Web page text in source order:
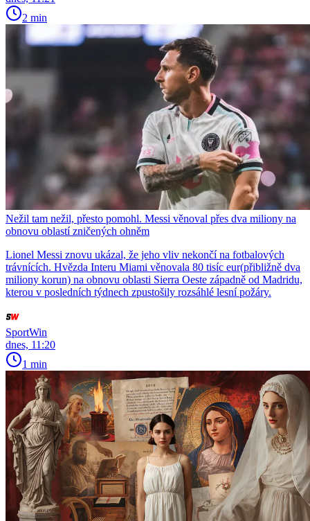
2 min
Nežil tam nežil, přesto pomohl. Messi věnoval přes dva miliony na
obnovu oblastí zničených ohněm
Lionel Messi znovu ukázal, že jeho vliv nekončí na fotbalových
trávnících. Hvězda Interu Miami věnovala 80 tisíc eur(přibližně dva
miliony korun) na obnovu oblasti Sierra Oeste západně od Madridu,
kterou v posledních týdnech zpustošily rozsáhlé lesní požáry.
SportWin
dnes, 11:20
1 min